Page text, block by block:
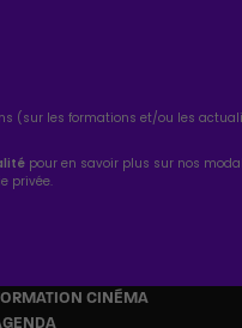
(sur les formations et/ou les
pour en savoir plus sur nos
privée.
CINÉMA